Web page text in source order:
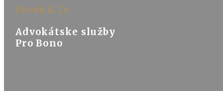
Krivak & Co
Advokátske služby
Pro Bono